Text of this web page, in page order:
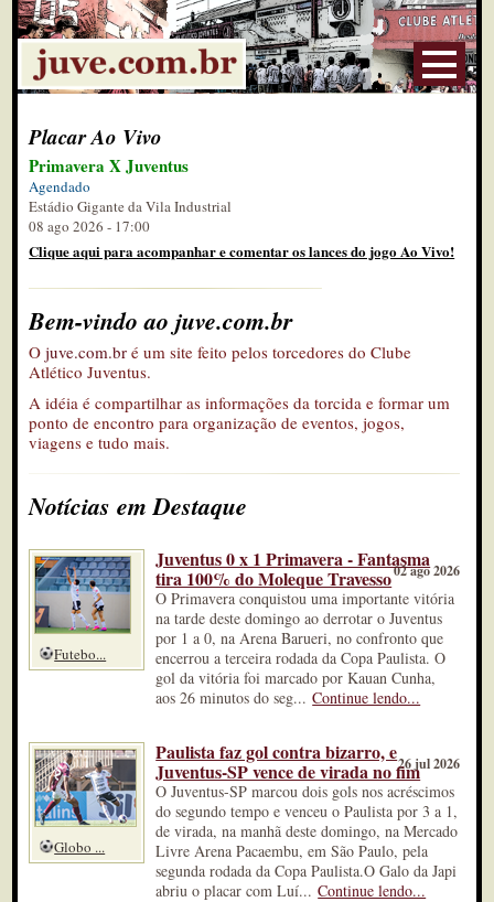
Placar Ao Vivo
Primavera X Juventus
Agendado
Estádio Gigante da Vila Industrial
08 ago 2026 - 17:00
Clique aqui para acompanhar e comentar os lances do jogo Ao Vivo!
Bem-vindo ao juve.com.br
Ojuve.com.br é um site feito pelos torcedores do Clube
Atlético Juventus.
A idéia é compartilhar as informações da torcida e formar um
ponto de encontro para organização de eventos, jogos,
viagens e tudo mais.
Notícias em Destaque
Futebo...
Juventus 0 x 1 Primavera - Fantasma
tira 100% do Moleque Travesso02 ago 2026
O Primavera conquistou uma importante vitória
na tarde deste domingo ao derrotar o Juventus
por 1 a 0, na Arena Barueri, no confronto que
encerrou a terceira rodada da Copa Paulista. O
gol da vitória foi marcado por Kauan Cunha,
aos 26 minutos do seg...Continue lendo...
Globo ...
Paulista faz gol contra bizarro, e
Juventus-SP vence de virada no fim26 jul 2026
O Juventus-SP marcou dois gols nos acréscimos
do segundo tempo e venceu o Paulista por 3 a 1,
de virada, na manhã deste domingo, na Mercado
Livre Arena Pacaembu, em São Paulo, pela
segunda rodada da Copa Paulista.O Galo da Japi
abriu o placar com Luí...Continue lendo...